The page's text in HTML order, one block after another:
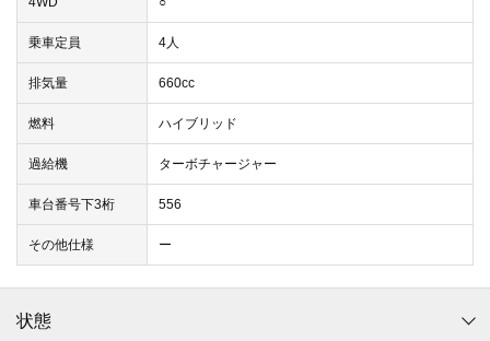
乗車定員 4人
排気量 660cc
燃料 ハイブリッド
過給機 ターボチャージャー
車台番号下3桁 556
その他仕様 ー
状態